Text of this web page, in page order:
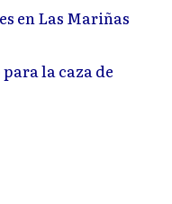
en Las Mariñas
la caza de